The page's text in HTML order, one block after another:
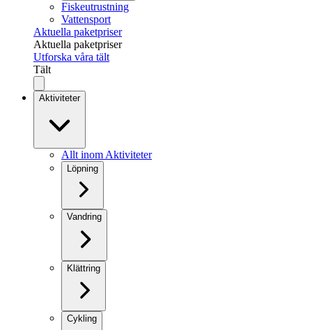
Fiskeutrustning
Vattensport
Aktuella paketpriser
Aktuella paketpriser
Utforska våra tält
Tält
Aktiviteter
Allt inom Aktiviteter
Löpning
Vandring
Klättring
Cykling